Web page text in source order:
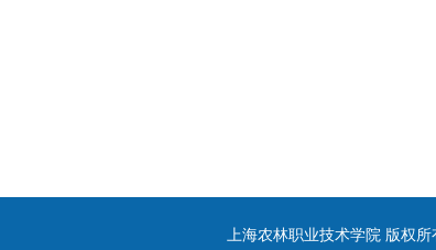
上海农林职业技术学院 版权所